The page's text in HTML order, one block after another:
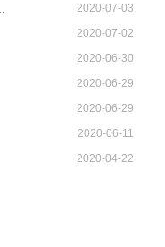
2020-07-03
2020-07-02
2020-06-30
2020-06-29
2020-06-29
2020-06-11
2020-04-22